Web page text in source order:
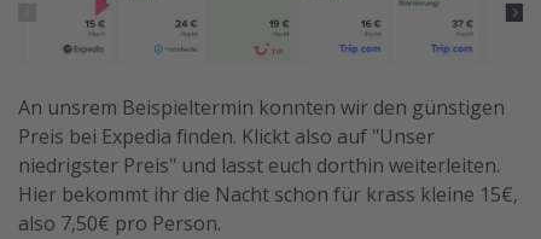
An unsrem Beispieltermin konnten wir den günstigen
Preis bei Expedia finden. Klickt also auf "Unser
niedrigster Preis" und lasst euch dorthin weiterleiten.
Hier bekommt ihr die Nacht schon für krass kleine 15€,
also 7,50€ pro Person.